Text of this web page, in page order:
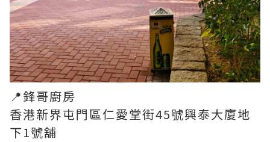
📍鋒哥廚房
香港新界屯門區仁愛堂街45號興泰大廈地
下1號舖